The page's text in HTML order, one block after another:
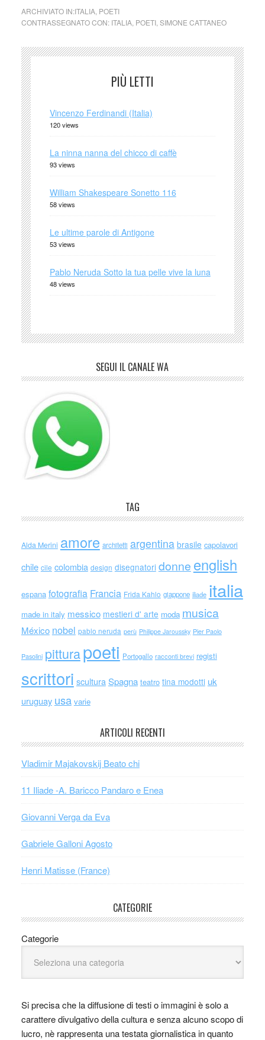
ARCHIVIATO IN:ITALIA, POETI
CONTRASSEGNATO CON: ITALIA, POETI, SIMONE CATTANEO
PIÙ LETTI
Vincenzo Ferdinandi (Italia)
120 views
La ninna nanna del chicco di caffè
93 views
William Shakespeare Sonetto 116
58 views
Le ultime parole di Antigone
53 views
Pablo Neruda Sotto la tua pelle vive la luna
48 views
SEGUI IL CANALE WA
TAG
Alda Merini amore architetti argentina brasile capolavori
chile cile colombia design disegnatori donne english
espana fotografia Francia Frida Kahlo giappone iliade italia
made in italy messico mestieri d' arte moda musica
México nobel pablo neruda perù Philippe Jaroussky Pier Paolo
Pasolini pitturapoeti Portogallo racconti brevi registi
scrittori scultura Spagna teatro tina modotti uk
uruguay usa varie
ARTICOLI RECENTI
Vladimir Majakovskij Beato chi
11 Iliade -A. Baricco Pandaro e Enea
Giovanni Verga da Eva
Gabriele Galloni Agosto
Henri Matisse (France)
CATEGORIE
Categorie
Si precisa che la diffusione di testi o immagini è solo a
carattere divulgativo della cultura e senza alcuno scopo di
lucro, nè rappresenta una testata giornalistica in quanto